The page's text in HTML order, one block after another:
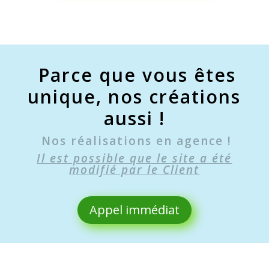
Parce que vous êtes
unique, nos créations
aussi !
Nos réalisations en agence !
Il est possible que le site a été
modifié par le Client
Appel immédiat